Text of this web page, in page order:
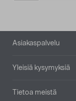
Alatunniste
Asiakaspalvelu
Yleisiä kysymyksiä
Tietoa meistä